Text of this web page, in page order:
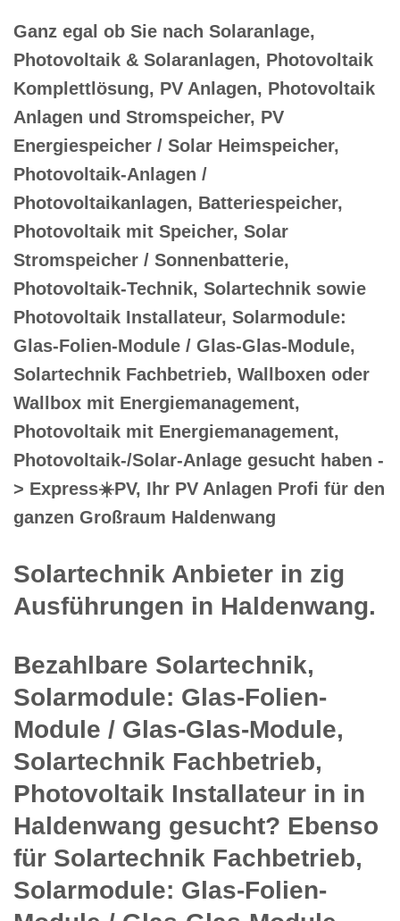
Ganz egal ob Sie nach Solaranlage,
Photovoltaik & Solaranlagen, Photovoltaik
Komplettlösung, PV Anlagen, Photovoltaik
Anlagen und Stromspeicher, PV
Energiespeicher / Solar Heimspeicher,
Photovoltaik-Anlagen /
Photovoltaikanlagen, Batteriespeicher,
Photovoltaik mit Speicher, Solar
Stromspeicher / Sonnenbatterie,
Photovoltaik-Technik, Solartechnik sowie
Photovoltaik Installateur, Solarmodule:
Glas-Folien-Module / Glas-Glas-Module,
Solartechnik Fachbetrieb, Wallboxen oder
Wallbox mit Energiemanagement,
Photovoltaik mit Energiemanagement,
Photovoltaik-/Solar-Anlage gesucht haben -
> Express☀️PV️, Ihr PV Anlagen Profi für den
ganzen Großraum Haldenwang
Solartechnik Anbieter in zig
Ausführungen in Haldenwang.
Bezahlbare Solartechnik,
Solarmodule: Glas-Folien-
Module / Glas-Glas-Module,
Solartechnik Fachbetrieb,
Photovoltaik Installateur in in
Haldenwang gesucht? Ebenso
für Solartechnik Fachbetrieb,
Solarmodule: Glas-Folien-